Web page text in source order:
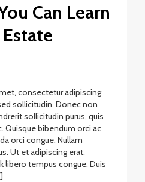
Can Learn
consectetur adipiscing
sollicitudin. Donec non
sollicitudin purus, quis
Quisque bibendum orci ac
orci congue. Nullam
Ut et adipiscing erat.
libero tempus congue. Duis